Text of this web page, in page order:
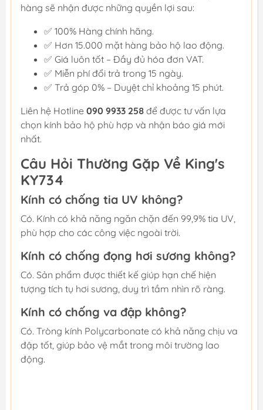
hàng sẽ nhận được những quyền lợi sau:
✅ 100% Hàng chính hãng.
✅ Hơn 15.000 mặt hàng bảo hộ lao động.
✅ Giá luôn tốt – Đầy đủ hóa đơn VAT.
✅ Miễn phí đổi trả trong 15 ngày.
✅ Trả góp 0% – Duyệt chỉ khoảng 15 phút.
Liên hệ Hotline 090 9933 258 để được tư vấn lựa
chọn kính bảo hộ phù hợp và nhận báo giá mới
nhất.
Câu Hỏi Thường Gặp Về King's
KY734
Kính có chống tia UV không?
Có. Kính có khả năng ngăn chặn đến 99,9% tia UV,
phù hợp cho các công việc ngoài trời.
Kính có chống đọng hơi sương không?
Có. Sản phẩm được thiết kế giúp hạn chế hiện
tượng tích tụ hơi sương, duy trì tầm nhìn rõ ràng.
Kính có chống va đập không?
Có. Tròng kính Polycarbonate có khả năng chịu va
đập tốt, giúp bảo vệ mắt trong môi trường lao
động.